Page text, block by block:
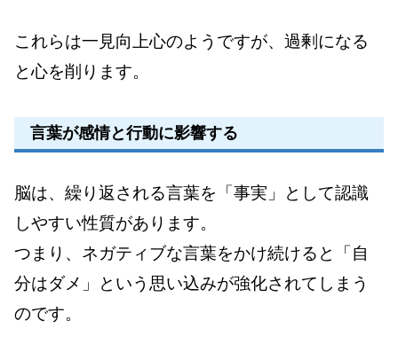
これらは一見向上心のようですが、過剰になる
と心を削ります。
言葉が感情と行動に影響する
脳は、繰り返される言葉を「事実」として認識
しやすい性質があります。
つまり、ネガティブな言葉をかけ続けると「自
分はダメ」という思い込みが強化されてしまう
のです。